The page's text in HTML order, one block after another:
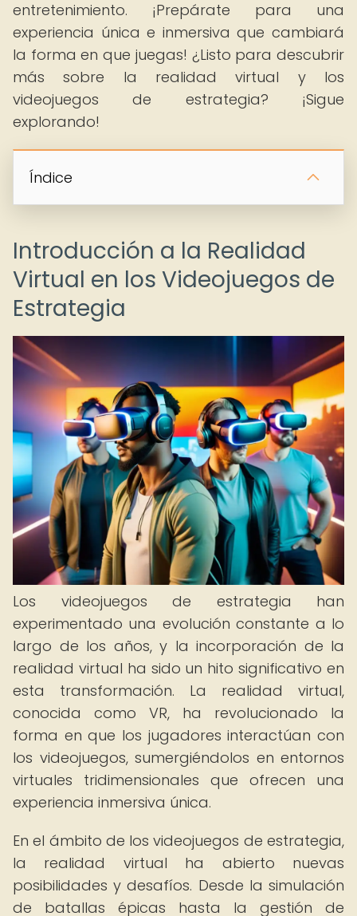
entretenimiento. ¡Prepárate para una
experiencia única e inmersiva que cambiará
la forma en que juegas! ¿Listo para descubrir
más sobre la realidad virtual y los
videojuegos de estrategia? ¡Sigue
explorando!
Índice
Introducción a la Realidad
Virtual en los Videojuegos de
Estrategia
Los videojuegos de estrategia han
experimentado una evolución constante a lo
largo de los años, y la incorporación de la
realidad virtual ha sido un hito significativo en
esta transformación. La realidad virtual,
conocida como VR, ha revolucionado la
forma en que los jugadores interactúan con
los videojuegos, sumergiéndolos en entornos
virtuales tridimensionales que ofrecen una
experiencia inmersiva única.
En el ámbito de los videojuegos de estrategia,
la realidad virtual ha abierto nuevas
posibilidades y desafíos. Desde la simulación
de batallas épicas hasta la gestión de